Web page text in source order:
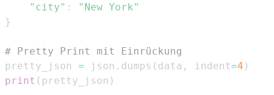
"city" :
"New York"
}
# Pretty Print mit Einrückung
pretty_json = json . dumps ( data , indent=4 )
print ( pretty_json )